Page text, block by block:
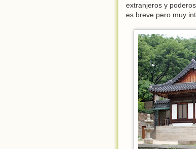
extranjeros y
es breve pero muy